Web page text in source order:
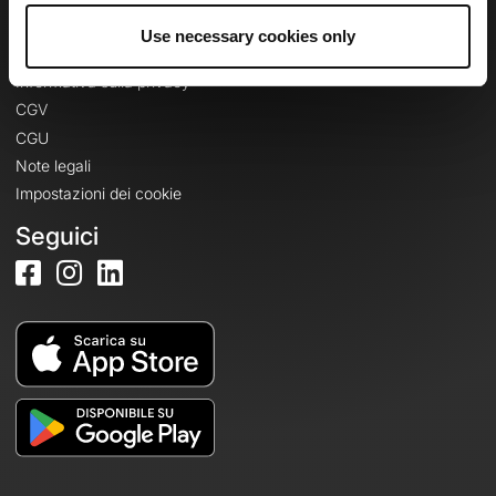
Use necessary cookies only
Informazioni legali
Informativa sulla privacy
CGV
CGU
Note legali
Impostazioni dei cookie
Seguici